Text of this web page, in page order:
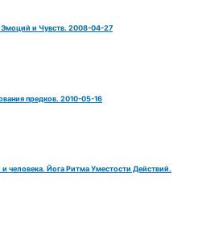
Эмоций и Чувств. 2008-04-27
предков. 2010-05-16
человека. Йога Ритма Уместости Действий.